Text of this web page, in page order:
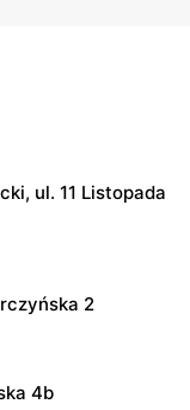
ul. 11 Listopada
2
4b